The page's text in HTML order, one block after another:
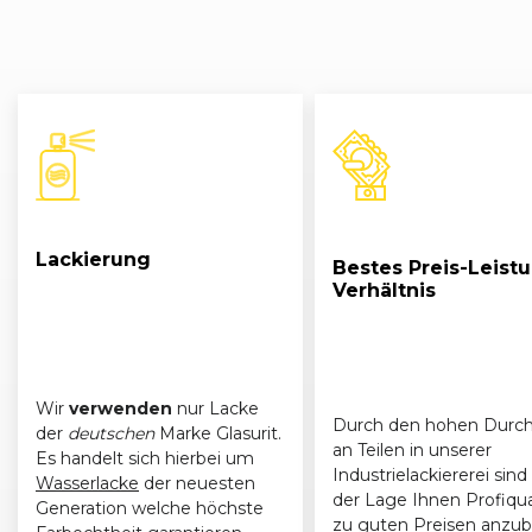
Lackierung
Wir verwenden nur Lacke
der deutschenMarke Glasurit.
Es handelt sich hierbei um
Wasserlacke der neuesten
Generation welche höchste
Bestes Preis-
Verhältnis
Durch den hohen
an Teilen in unserer
Industrielackiererei sind
der Lage Ihnen
zu guten Preisen